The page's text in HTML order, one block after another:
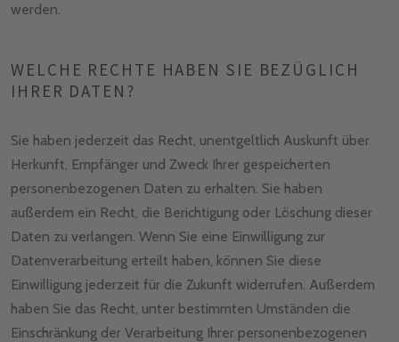
werden.
WELCHE RECHTE HABEN SIE BEZÜGLICH
IHRER DATEN?
Sie haben jederzeit das Recht, unentgeltlich Auskunft über
Herkunft, Empfänger und Zweck Ihrer gespeicherten
personenbezogenen Daten zu erhalten. Sie haben
außerdem ein Recht, die Berichtigung oder Löschung dieser
Daten zu verlangen. Wenn Sie eine Einwilligung zur
Datenverarbeitung erteilt haben, können Sie diese
Einwilligung jederzeit für die Zukunft widerrufen. Außerdem
haben Sie das Recht, unter bestimmten Umständen die
Einschränkung der Verarbeitung Ihrer personenbezogenen